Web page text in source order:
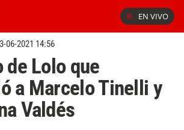
EN VIVO
06-2021 14:56
de Lolo que
a Marcelo Tinelli y
Valdés